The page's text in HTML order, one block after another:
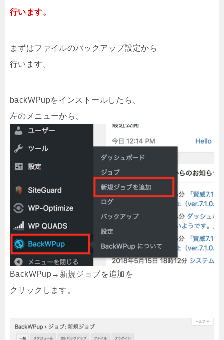
行います。
まずはファイルのバックアップ設定から
行います。
backWPupをインストールしたら、
左のメニューから、
BackWPup→新規ジョブを追加を
クリックします。